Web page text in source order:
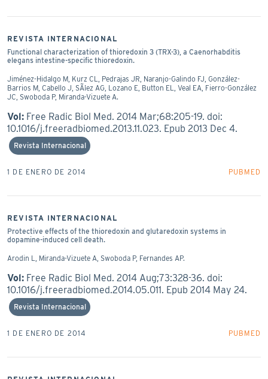
REVISTA INTERNACIONAL
Functional characterization of thioredoxin 3 (TRX-3), a Caenorhabditis
elegans intestine-specific thioredoxin.
Jiménez-Hidalgo M, Kurz CL, Pedrajas JR, Naranjo-Galindo FJ, González-
Barrios M, Cabello J, SÃ¡ez AG, Lozano E, Button EL, Veal EA, Fierro-González
JC, Swoboda P, Miranda-Vizuete A.
Vol: Free Radic Biol Med. 2014 Mar;68:205-19. doi:
10.1016/j.freeradbiomed.2013.11.023. Epub 2013 Dec 4.
Revista Internacional
1 DE ENERO DE 2014 PUBMED
REVISTA INTERNACIONAL
Protective effects of the thioredoxin and glutaredoxin systems in
dopamine-induced cell death.
Arodin L, Miranda-Vizuete A, Swoboda P, Fernandes AP.
Vol: Free Radic Biol Med. 2014 Aug;73:328-36. doi:
10.1016/j.freeradbiomed.2014.05.011. Epub 2014 May 24.
Revista Internacional
1 DE ENERO DE 2014 PUBMED